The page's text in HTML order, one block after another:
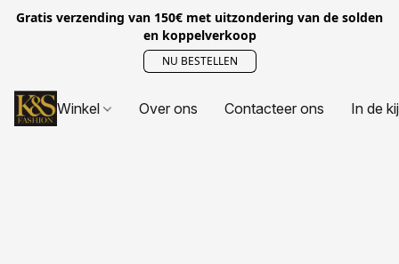
Gratis verzending van 150€ met uitzondering van de solden
en koppelverkoop
NU BESTELLEN
Winkel Over ons Contacteer ons In de